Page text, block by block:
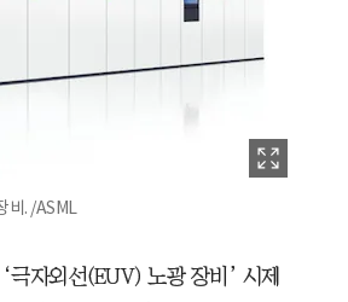
비. /ASML
자외선(EUV) 노광 장비’ 시제